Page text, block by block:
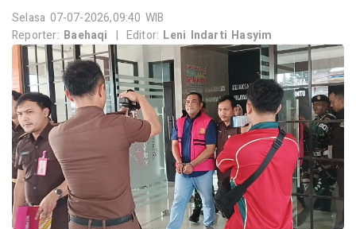
Selasa 07-07-2026,09:40 WIB
Reporter: Baehaqi | Editor: Leni Indarti Hasyim